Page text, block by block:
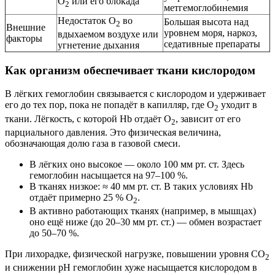
2
метгемоглобинемия
Внешние
факторы
Недостаток O2 во
вдыхаемом воздухе или
угнетение дыхания
Большая высота над
уровнем моря, наркоз,
седативные препараты
Как организм обеспечивает ткани кислородом
В лёгких гемоглобин связывается с кислородом и удерживает
его до тех пор, пока не попадёт в капилляр, где O2 уходит в
ткани. Лёгкость, с которой Hb отдаёт O2, зависит от его
парциального давления. Это физическая величина,
обозначающая долю газа в газовой смеси.
В лёгких оно высокое — около 100 мм рт. ст. Здесь
гемоглобин насыщается на 97–100 %.
В тканях низкое: ≈ 40 мм рт. ст. В таких условиях Hb
отдаёт примерно 25 % O2.
В активно работающих тканях (например, в мышцах)
оно ещё ниже (до 20–30 мм рт. ст.) — обмен возрастает
до 50–70 %.
При лихорадке, физической нагрузке, повышении уровня CO2
и снижении pH гемоглобин хуже насыщается кислородом в